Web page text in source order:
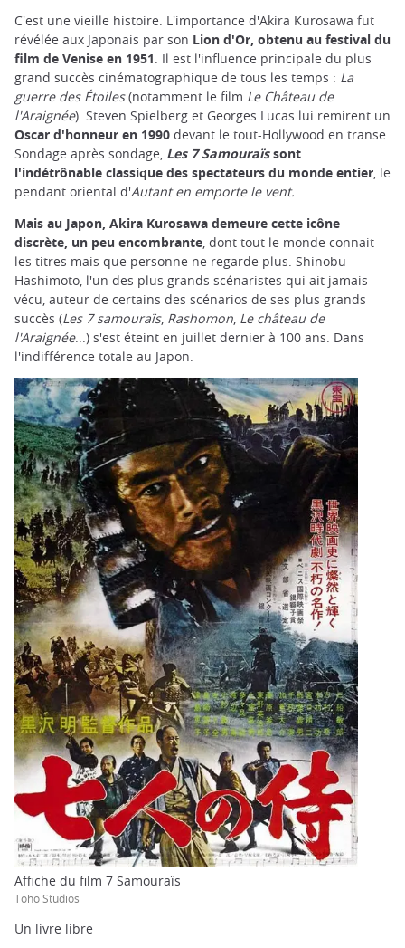
C'est une vieille histoire. L'importance d'Akira Kurosawa fut
révélée aux Japonais par son Lion d'Or, obtenu au festival du
film de Venise en 1951. Il est l'influence principale du plus
grand succès cinématographique de tous les temps : La
guerre des Étoiles(notamment le film Le Château de
l'Araignée). Steven Spielberg et Georges Lucas lui remirent un
Oscar d'honneur en 1990 devant le tout-Hollywood en transe.
Sondage après sondage, Les 7 Samouraïssont
l'indétrônable classique des spectateurs du monde entier, le
pendant oriental d'Autant en emporte le vent.
Mais au Japon, Akira Kurosawa demeure cette icône
discrète, un peu encombrante, dont tout le monde connait
les titres mais que personne ne regarde plus. Shinobu
Hashimoto, l'un des plus grands scénaristes qui ait jamais
vécu, auteur de certains des scénarios de ses plus grands
succès (Les 7 samouraïs, Rashomon, Le château de
l'Araignée...) s'est éteint en juillet dernier à 100 ans. Dans
l'indifférence totale au Japon.
Affiche du film 7 Samouraïs
Toho Studios
Un livre libre